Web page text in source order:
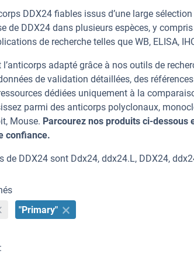
DDX24 fiables issus d’une large
de DDX24 dans plusieurs espèces, y
de recherche telles que WB, ELISA,
adapté grâce à nos outils de
de validation détaillées, des
dédiées uniquement à la
parmi des anticorps polyclonaux,
Mouse. Parcourez nos produits ci-
confiance.
de DDX24 sont Ddx24, ddx24.L, DDX24,
"Primary"